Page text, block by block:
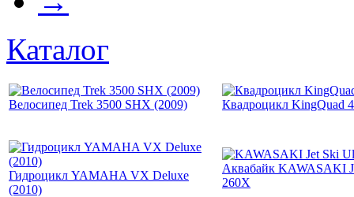
Каталог
Велосипед Trek 3500 SHX (2009) Квадроцикл KingQuad
Гидроцикл YAMAHA VX Deluxe
(2010)
Аквабайк KAWASAKI
260X